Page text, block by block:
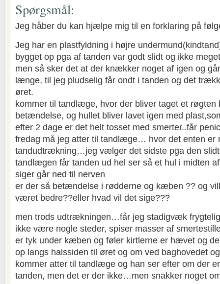
Spørgsmål:
Jeg håber du kan hjælpe mig til en forklaring på
Jeg har en plastfyldning i højre
bygget op pga af tanden var godt slidt og ikke
men så sker det at der knækker noget af igen og
længe, til jeg pludselig får ondt i tanden og det
øret.
kommer til tandlæge, hvor der bliver taget et røgten
betændelse, og hullet bliver lavet igen med
efter 2 dage er det helt tosset med smerter..får
fredag må jeg atter til tandlæge… hvor det enten er
tandudtrækning…jeg vælger det sidste pga den
tandlægen får tanden ud hel ser så et hul i midten
siger går ned til nerven
er der så betændelse i rødderne og kæben ?? og
været bedre??eller hvad vil det sige???
men trods udtrækningen…får jeg stadigvæk
ikke være nogle steder, spiser masser af
er tyk under kæben og føler kirtlerne er hævet og
op langs halssiden til øret og om ved baghovedet
kommer atter til tandlæge og han ser efter om der
tanden, men det er der ikke…men snakker noget